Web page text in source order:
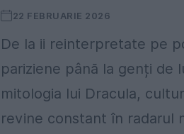
22 FEBRUARIE 2026
De la ii reinterpretate pe
pariziene până la genți de
mitologia lui Dracula,
revine constant în radarul